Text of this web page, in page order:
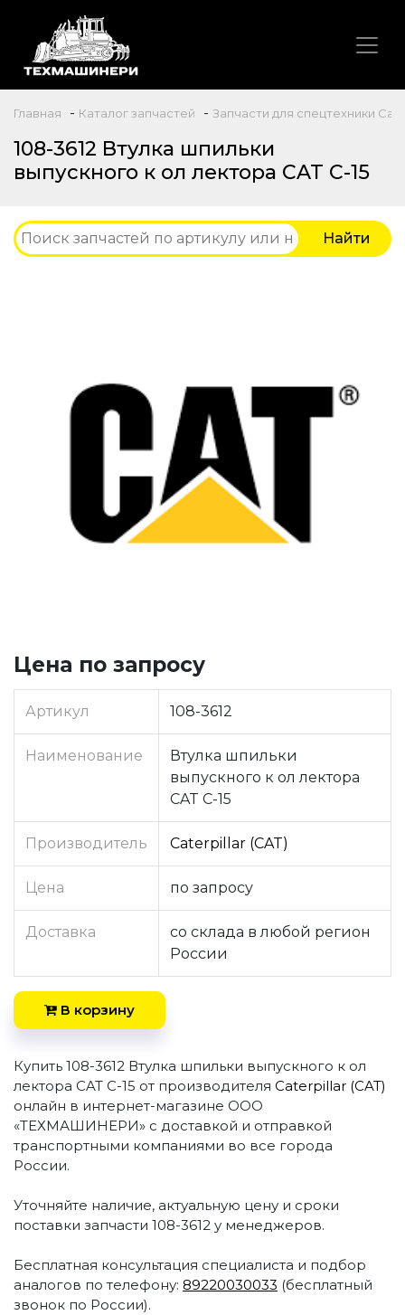
Главная - Каталог запчастей - Запчасти для спецтехники
108-3612 Втулка шпильки
выпускного к ол лектора CAT C-15
Цена по запросу
Артикул 108-3612
Наименование
Втулка шпильки
выпускного к ол лектора
CAT C-15
Производитель Caterpillar (CAT)
Цена по запросу
Доставка
со склада в любой регион
России
В корзину
Купить 108-3612 Втулка шпильки выпускного к ол
лектора CAT C-15 от производителя Caterpillar (CAT)
онлайн в интернет-магазине ООО
«ТЕХМАШИНЕРИ» с доставкой и отправкой
транспортными компаниями во все города
России.
Уточняйте наличие, актуальную цену и сроки
поставки запчасти 108-3612 у менеджеров.
Бесплатная консультация специалиста и подбор
аналогов по телефону: 89220030033 (бесплатный
звонок по России).